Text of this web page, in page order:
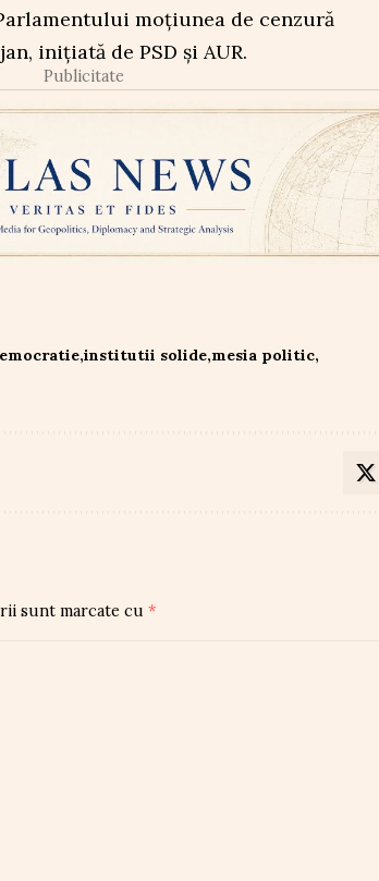
moțiunea de cenzură
inițiată de PSD și AUR.
Publicitate
institutii solide mesia politic
sunt marcate cu *